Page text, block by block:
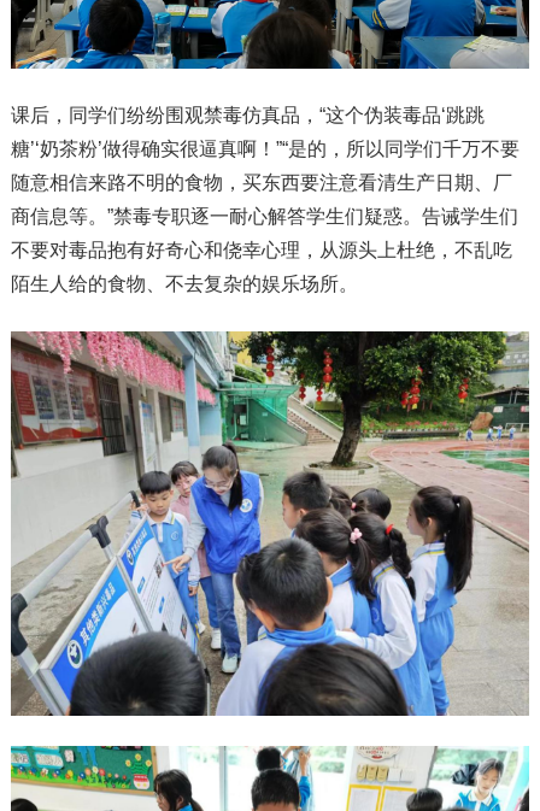
课后，同学们纷纷围观禁毒仿真品，“这个伪装毒品‘跳跳
糖’‘奶茶粉’做得确实很逼真啊！”“是的，所以同学们千万不要
随意相信来路不明的食物，买东西要注意看清生产日期、厂
商信息等。”禁毒专职逐一耐心解答学生们疑惑。告诫学生们
不要对毒品抱有好奇心和侥幸心理，从源头上杜绝，不乱吃
陌生人给的食物、不去复杂的娱乐场所。